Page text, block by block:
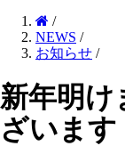
/
NEWS /
お知らせ /
新年明
ざいます